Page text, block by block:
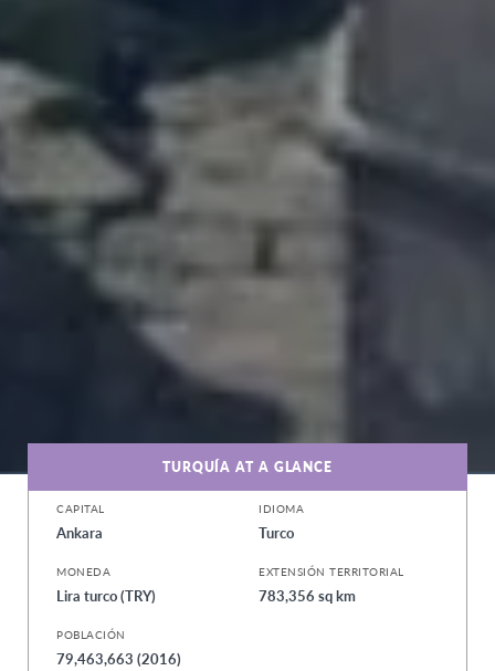
TURQUÍA AT A GLANCE
CAPITAL
Ankara
IDIOMA
Turco
MONEDA
Lira turco (TRY)
EXTENSIÓN TERRITORIAL
783,356 sq km
POBLACIÓN
79,463,663 (2016)